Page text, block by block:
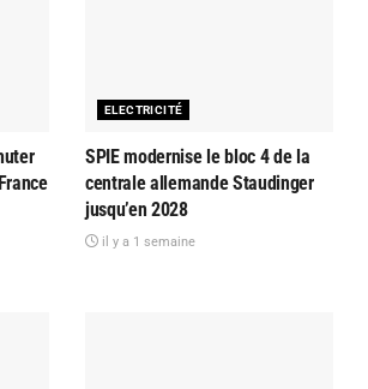
ELECTRICITÉ
SPIE modernise le bloc 4 de la
centrale allemande Staudinger
jusqu’en 2028
il y a 1 semaine